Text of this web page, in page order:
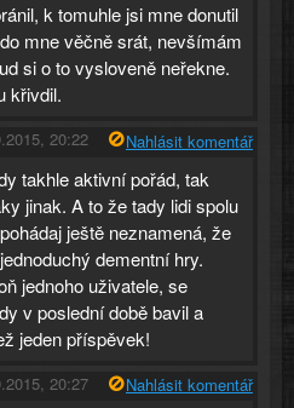
k tomuhle jsi mne donutil
mne věčně srát, nevšímám
si o to vysloveně neřekne.
křivdil.
20:22 Nahlásit komentář
takhle aktivní pořád, tak
jinak. A to že tady lidi spolu
ještě neznamená, že
dementní hry.
jednoho uživatele, se
v poslední době bavil a
jeden příspěvek!
20:27 Nahlásit komentář